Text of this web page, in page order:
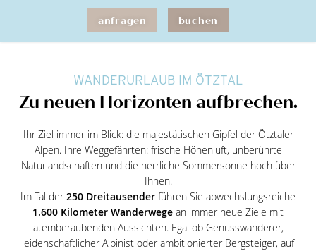
anfragen buchen
WANDERURLAUB IM ÖTZTAL
Zu neuen Horizonten aufbrechen.
Ihr Ziel immer im Blick: die majestätischen Gipfel der Ötztaler
Alpen. Ihre Weggefährten: frische Höhenluft, unberührte
Naturlandschaften und die herrliche Sommersonne hoch über
Ihnen.
Im Tal der 250 Dreitausender führen Sie abwechslungsreiche
1.600 Kilometer Wanderwege an immer neue Ziele mit
atemberaubenden Aussichten. Egal ob Genusswanderer,
leidenschaftlicher Alpinist oder ambitionierter Bergsteiger, auf